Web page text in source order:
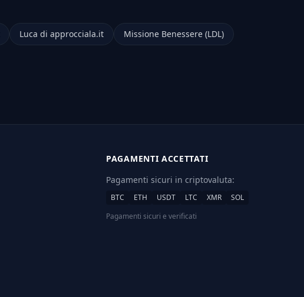
Luca di approcciala.it
Missione Benessere (LDL)
PAGAMENTI ACCETTATI
Pagamenti sicuri in criptovaluta:
BTC ETH USDT LTC XMR
SOL
Pagamenti sicuri e verificati